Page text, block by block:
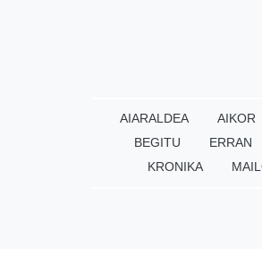
AIARALDEA AIKOR
BEGITU
ERRAN
KRONIKA